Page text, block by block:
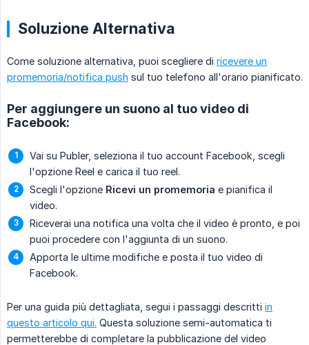
Soluzione Alternativa
Come soluzione alternativa, puoi scegliere di ricevere un
promemoria/notifica push sul tuo telefono all'orario pianificato.
Per aggiungere un suono al tuo video di
Facebook:
Vai su Publer, seleziona il tuo account Facebook, scegli
l'opzione Reel e carica il tuo reel.
Scegli l'opzione Ricevi un promemoria e pianifica il
video.
Riceverai una notifica una volta che il video è pronto, e poi
puoi procedere con l'aggiunta di un suono.
Apporta le ultime modifiche e posta il tuo video di
Facebook.
Per una guida più dettagliata, segui i passaggi descritti in
questo articolo qui. Questa soluzione semi-automatica ti
permetterebbe di completare la pubblicazione del video